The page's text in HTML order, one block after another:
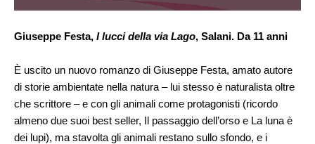
Giuseppe Festa, I lucci della via Lago, Salani. Da 11 anni
È uscito un nuovo romanzo di Giuseppe Festa, amato autore
di storie ambientate nella natura – lui stesso è naturalista oltre
che scrittore – e con gli animali come protagonisti (ricordo
almeno due suoi best seller, Il passaggio dell’orso e La luna è
dei lupi), ma stavolta gli animali restano sullo sfondo, e i